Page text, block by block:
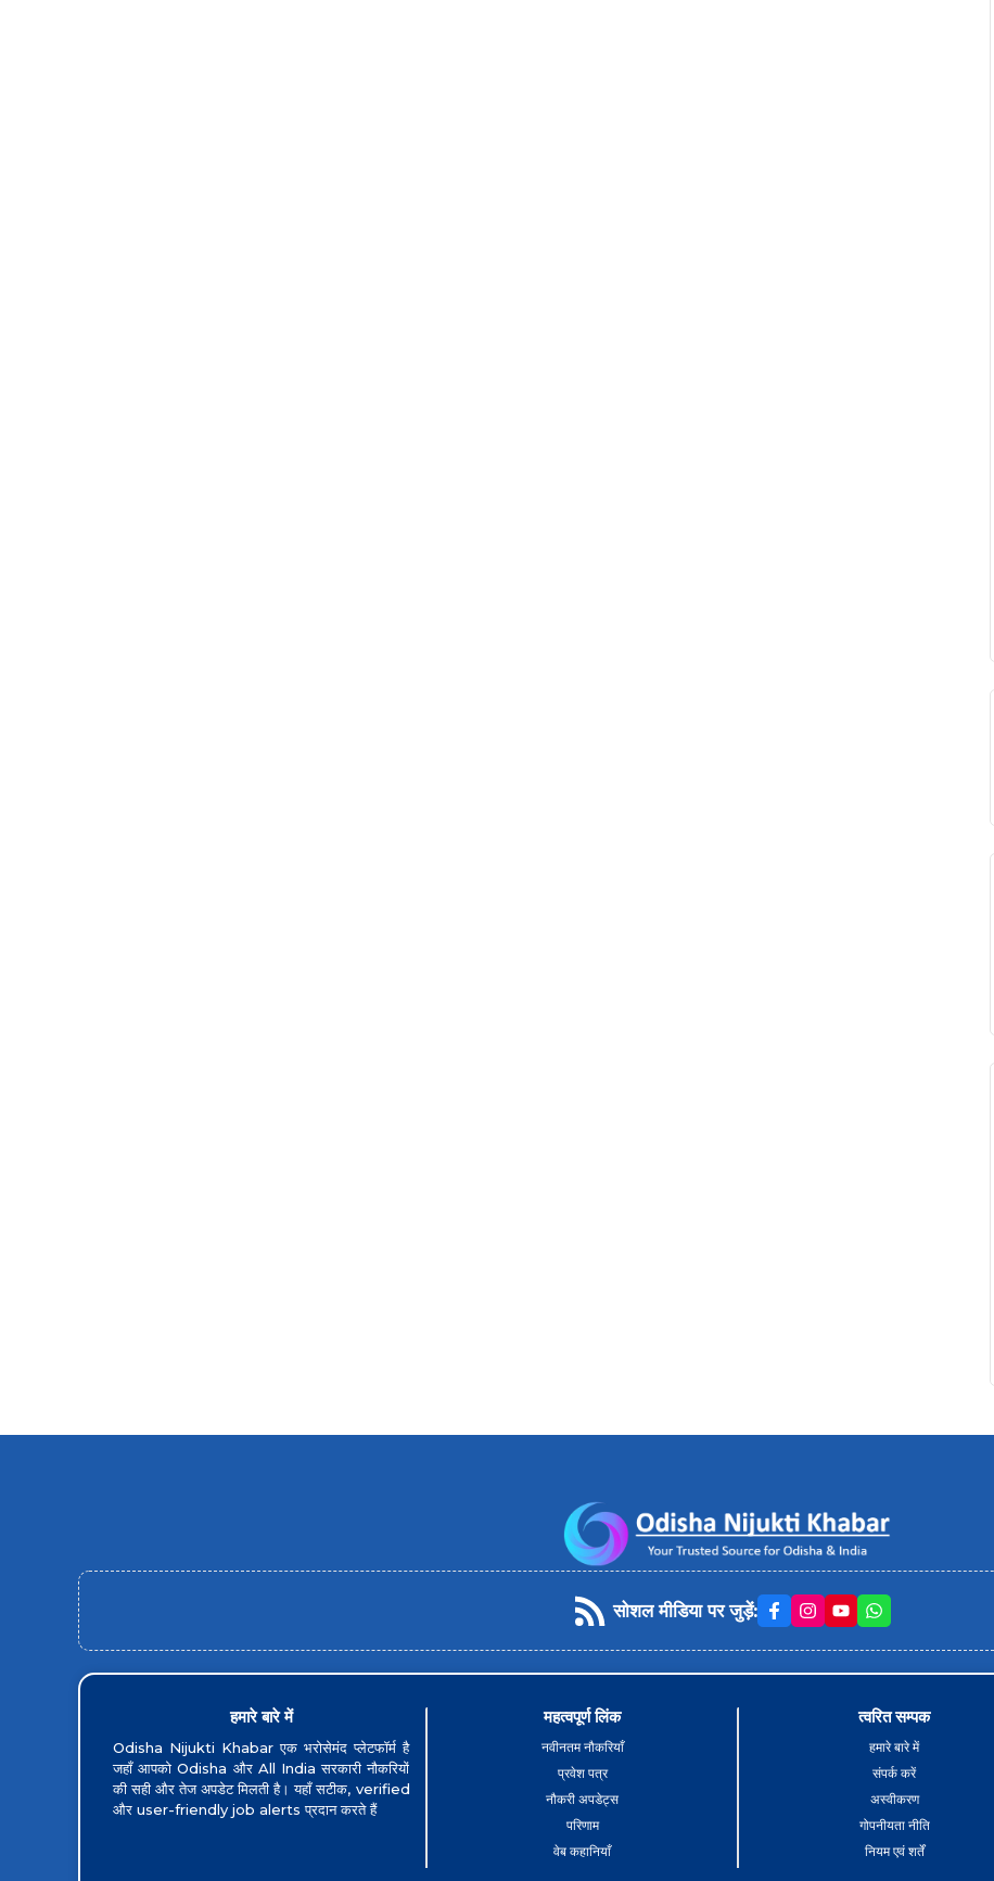
सोशल मीडिया पर जुड़ें:
हमारे बारे में
Odisha Nijukti Khabar एक भरोसेमंद प्लेटफॉर्म है
जहाँ आपको Odisha और All India सरकारी नौकरियों
की सही और तेज अपडेट मिलती है। यहाँ सटीक, verified
और user-friendly job alerts प्रदान करते हैं
महत्वपूर्ण लिंक
नवीनतम नौकरियाँ
प्रवेश पत्र
नौकरी अपडेट्स
परिणाम
वेब कहानियाँ
त्वरित सम्पक
हमारे बारे में
संपर्क करें
अस्वीकरण
गोपनीयता नीति
नियम एवं शर्तें